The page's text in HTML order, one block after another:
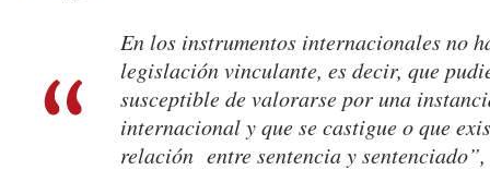
En los instrumentos internacionales no
legislación vinculante, es decir, que
susceptible de valorarse por una
internacional y que se castigue o que
relación entre sentencia y